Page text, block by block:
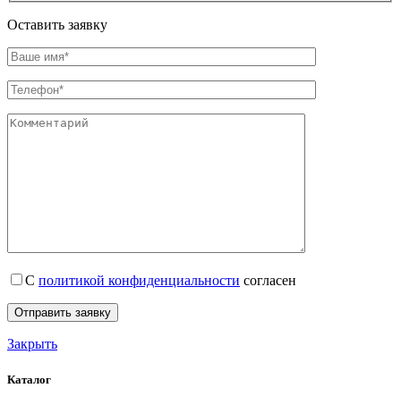
Оставить заявку
С политикой конфиденциальности согласен
Закрыть
Каталог